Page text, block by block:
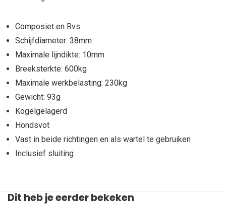
Composiet en Rvs
Schijfdiameter: 38mm
Maximale lijndikte: 10mm
Breeksterkte: 600kg
Maximale werkbelasting: 230kg
Gewicht: 93g
Kogelgelagerd
Hondsvot
Vast in beide richtingen en als wartel te gebruiken
Inclusief sluiting
Dit heb je eerder bekeken